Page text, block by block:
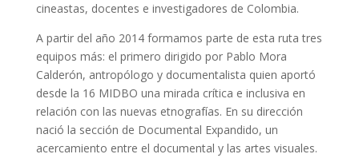
cineastas, docentes e investigadores de Colombia.
A partir del año 2014 formamos parte de esta ruta tres
equipos más: el primero dirigido por Pablo Mora
Calderón, antropólogo y documentalista quien aportó
desde la 16 MIDBO una mirada crítica e inclusiva en
relación con las nuevas etnografías. En su dirección
nació la sección de Documental Expandido, un
acercamiento entre el documental y las artes visuales.